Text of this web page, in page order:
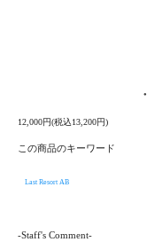
12,000円(税込13,200円)
この商品のキーワード
Last Resort AB
-Staff's Comment-